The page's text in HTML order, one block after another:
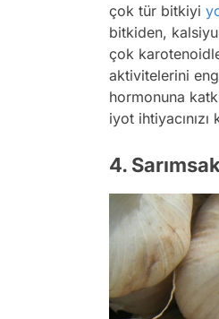
çok tür bitkiyi
bitkiden,
çok
aktivitelerini
hormonuna
iyot
4. Sarımsak